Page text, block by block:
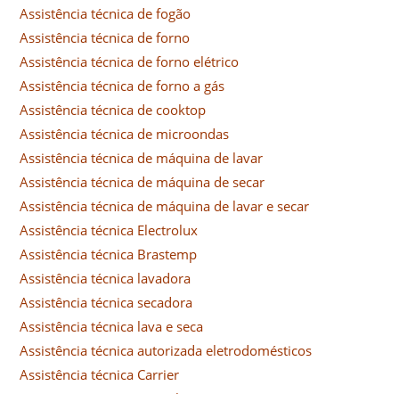
Assistência técnica de fogão
Assistência técnica de forno
Assistência técnica de forno elétrico
Assistência técnica de forno a gás
Assistência técnica de cooktop
Assistência técnica de microondas
Assistência técnica de máquina de lavar
Assistência técnica de máquina de secar
Assistência técnica de máquina de lavar e secar
Assistência técnica Electrolux
Assistência técnica Brastemp
Assistência técnica lavadora
Assistência técnica secadora
Assistência técnica lava e seca
Assistência técnica autorizada eletrodomésticos
Assistência técnica Carrier